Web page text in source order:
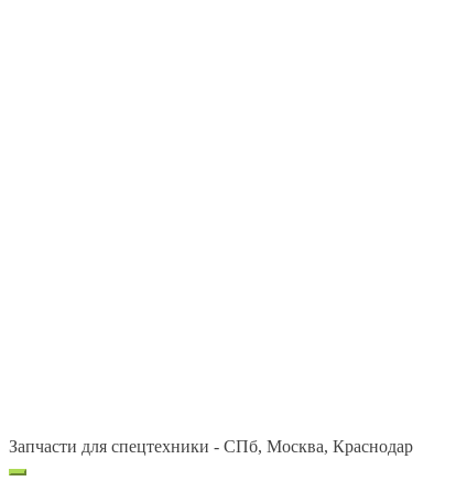
Запчасти для спецтехники - СПб, Москва, Краснодар